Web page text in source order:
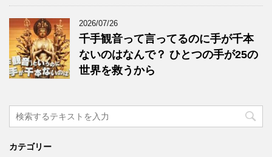
2026/07/26
千手観音って言ってるのに手が千本
ないのはなんで？ ひとつの手が25の
世界を救うから
カテゴリー